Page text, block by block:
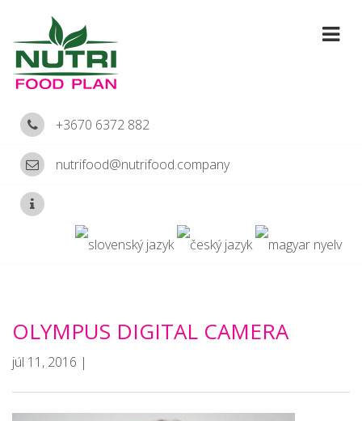
+3670 6372 882
nutrifood@nutrifood.company
OLYMPUS DIGITAL CAMERA
júl 11, 2016 |